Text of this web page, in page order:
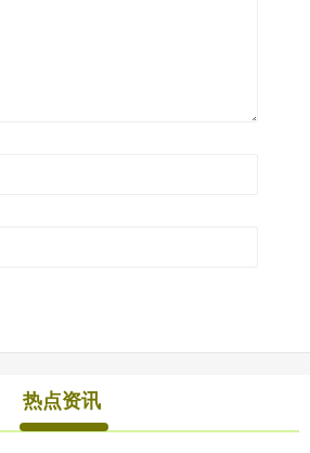
热点资讯